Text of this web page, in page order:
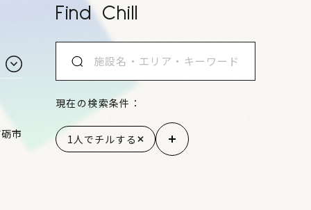
市
Find Chill
現在の検索条件：
1人でチルする